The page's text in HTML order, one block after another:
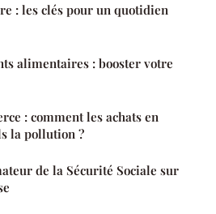
: les clés pour un quotidien
alimentaires : booster votre
: comment les achats en
la pollution ?
de la Sécurité Sociale sur